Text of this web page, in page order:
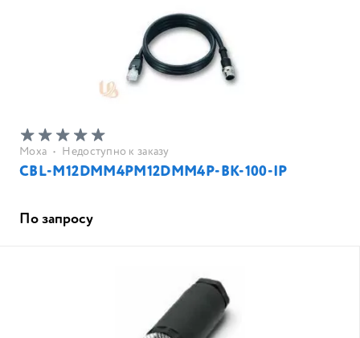
Moxa • Недоступно к заказу
CBL-M12DMM4PM12DMM4P-BK-100-IP
По запросу